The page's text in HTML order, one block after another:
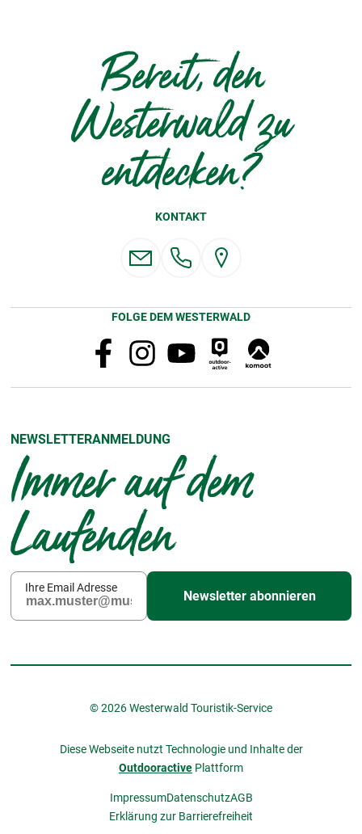
Bereit, den
Westerwald zu
entdecken?
KONTAKT
FOLGE DEM WESTERWALD
NEWSLETTERANMELDUNG
Immer auf dem
Laufenden
Ihre Email Adresse
Newsletter abonnieren
© 2026 Westerwald Touristik-Service
Diese Webseite nutzt Technologie und Inhalte der
Outdooractive Plattform
ImpressumDatenschutzAGB
Erklärung zur Barrierefreiheit